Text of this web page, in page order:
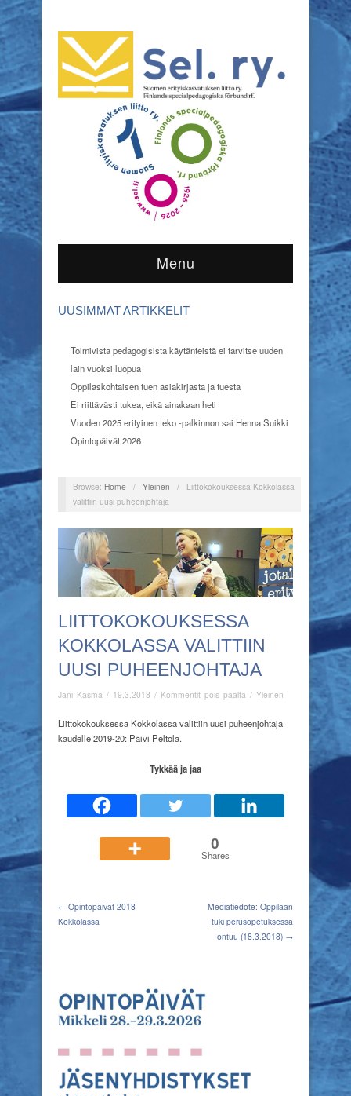
Menu
UUSIMMAT ARTIKKELIT
Toimivista pedagogisista käytänteistä ei tarvitse uuden
lain vuoksi luopua
Oppilaskohtaisen tuen asiakirjasta ja tuesta
Ei riittävästi tukea, eikä ainakaan heti
Vuoden 2025 erityinen teko -palkinnon sai Henna Suikki
Opintopäivät 2026
Browse: Home / Yleinen /
Liittokokouksessa Kokkolassa
valittiin uusi puheenjohtaja
LIITTOKOKOUKSESSA
KOKKOLASSA VALITTIIN
UUSI PUHEENJOHTAJA
Jani Käsmä / 19.3.2018 / Kommentit pois päältä artikkelissa
Kokkolassa
/ Yleinen
Liittokokouksessa Kokkolassa valittiin uusi puheenjohtaja
kaudelle 2019-20: Päivi Peltola.
Tykkää ja jaa
0
Shares
← Opintopäivät 2018
Kokkolassa
Mediatiedote: Oppilaan
tuki perusopetuksessa
ontuu (18.3.2018) →